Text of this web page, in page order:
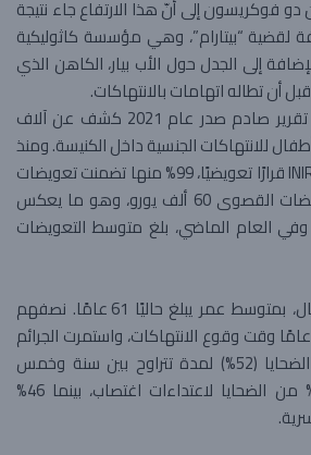
فوكريسون إلى أنّ هذا الارتفاع جاء نتيجة
لقضية “بيتارام”، وهي مؤسسة كاثوليكية
إلى الجدل حول الأب بيار، الكاهن الذي
أن تطاله اتهامات بالانتهاكات.
أنشئت الهيئة في أعقاب تقرير صادم صدر عام 2021 كشف عن آلاف
للانتهاكات الجنسية داخل الكنيسة. ومنذ
ذلك الحين، أصدرت INIRR 765 قرارًا تعويضيًا، 99% منها تضمنت تعويضات
مالية. بلغت قيمة التعويضات القصوى 60 ألف يورو، وهو ما يعكس
وفي العام الماضي، بلغ متوسط التعويضات
غالبية الضحايا (66%) رجال، بمتوسط عمر يبلغ حاليًا 61 عامًا. نصفهم
كانوا في سن 11 إلى 15 عامًا وقت وقوع الانتهاكات، واستمرت الجرائم
في حق أكثر من نصف الضحايا (52%) لمدة تتراوح بين سنة وخمس
سنوات. كما تعرض 52% من الضحايا لاعتداءات اغتصاب، بينما 46%